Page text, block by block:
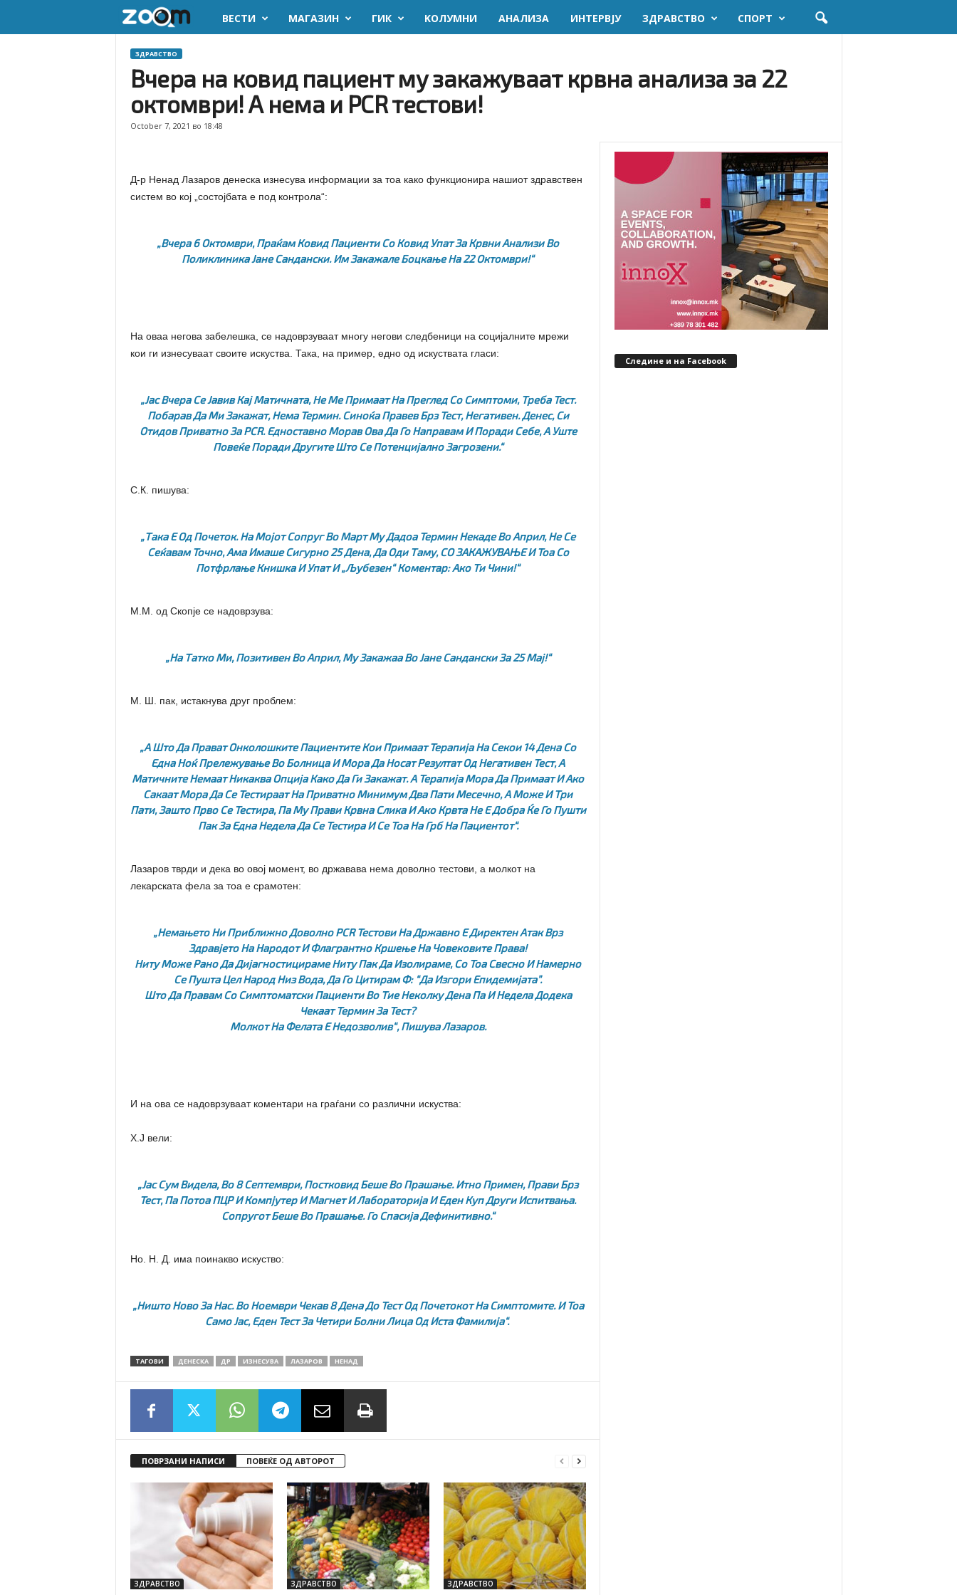
o
m
ВЕСТИ МАГАЗИН ГИК KОЛУМНИ AНАЛИЗА ИНТЕРВЈУ ЗДРАВСТВО СПОРТ
ЗДРАВСТВО
Вчера на ковид пациент му закажуваат крвна анализа за 22
октомври! А нема и PCR тестови!
October 7, 2021 во 18:48
Д-р Ненад Лазаров денеска изнесува информации за тоа како функционира нашиот здравствен
систем во кој „состојбата е под контрола“:
„Вчера 6 Октомври, Праќам Ковид Пациенти Со Ковид Упат За Крвни Анализи Во
Поликлиника Јане Сандански.Им Закажале Боцкање На 22 Октомври!“
На оваа негова забелешка, се надоврзуваат многу негови следбеници на социјалните мрежи
кои ги изнесуваат своите искуства. Така, на пример, едно од искуствата гласи:
„Јас Вчера Се Јавив Кај Матичната, Не Ме Примаат На Преглед Со Симптоми, Треба Тест.
Побарав Да Ми Закажат, Нема Термин. Синоќа Правев Брз Тест, Негативен. Денес, Си
Отидов Приватно За PCR. Едноставно Морав Ова Да Го Направам И Поради Себе, А Уште
Повеќе Поради Другите Што Се Потенцијално Загрозени.“
С.К. пишува:
„Така Е Од Почеток. На Мојот Сопруг Во Март Му Дадоа Термин Некаде Во Април, Не Се
Сеќавам Точно, Ама Имаше Сигурно 25 Дена, Да Оди Таму, СО ЗАКАЖУВАЊЕ И Тоа Со
Потфрлање Книшка И Упат И „љубезен“ Коментар: Ако Ти Чини!“
М.М. од Скопје се надоврзува:
„На Татко Ми, Позитивен Во Април, Му Закажаа Во Јане Сандански За 25 Мај!“
М. Ш. пак, истакнува друг проблем:
„А Што Да Прават Онколошките Пациентите Кои Примаат Терапија На Секои 14 Дена Со
Една Ноќ Прележување Во Болница И Мора Да Носат Резултат Од Негативен Тест, А
Матичните Немаат Никаква Опција Како Да Ги Закажат. А Терапија Мора Да Примаат И Ако
Сакаат Мора Да Се Тестираат На Приватно Минимум Два Пати Месечно, А Може И Три
Пати, Зашто Прво Се Тестира, Па Му Прави Крвна Слика И Ако Крвта Не Е Добра Ќе Го Пушти
Пак За Една Недела Да Се Тестира И Се Тоа На Грб На Пациентот“.
Лазаров тврди и дека во овој момент, во државава нема доволно тестови, а молкот на
лекарската фела за тоа е срамотен:
„Немањето Ни Приближно Доволно PCR Тестови На Државно Е Директен Атак Врз
Здравјето На Народот И Флагрантно Кршење На Човековите Права!
Ниту Може Рано Да Дијагностицираме Ниту Пак Да Изолираме, Со Тоа Свесно И Намерно
Се Пушта Цел Народ Низ Вода, Да Го Цитирам Ф: “да Изгори Епидемијата”.
Што Да Правам Со Симптоматски Пациенти Во Тие Неколку Дена Па И Недела Додека
Чекаат Термин За Тест?
Молкот На Фелата Е Недозволив“, Пишува Лазаров.
И на ова се надоврзуваат коментари на граѓани со различни искуства:
Х.Ј вели:
„Јас Сум Видела, Во 8 Септември, Постковид Беше Во Прашање. Итно Примен, Прави Брз
Тест, Па Потоа ПЦР И Компјутер И Магнет И Лабораторија И Еден Куп Други Испитвања.
Сопругот Беше Во Прашање. Го Спасија Дефинитивно.“
Но. Н. Д. има поинакво искуство:
„Ништо Ново За Нас. Во Ноември Чекав 8 Дена До Тест Од Почетокот На Симптомите. И Тоа
Само Јас, Еден Тест За Четири Болни Лица Од Иста Фамилија“.
ТАГОВИ ДЕНЕСКА ДР ИЗНЕСУВА ЛАЗАРОВ НЕНАД
ПОВРЗАНИ НАПИСИ ПОВЕЌЕ ОД АВТОРОТ
ЗДРАВСТВО ЗДРАВСТВО ЗДРАВСТВО
Следине и на Facebook